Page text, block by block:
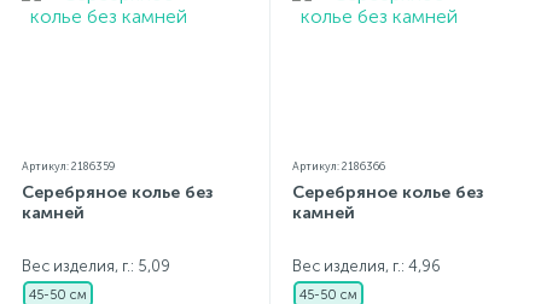
Артикул: 2186359
Серебряное колье без
камней
Вес изделия, г.: 5,09
45-50 см
Артикул: 2186366
Серебряное колье без
камней
Вес изделия, г.: 4,96
45-50 см